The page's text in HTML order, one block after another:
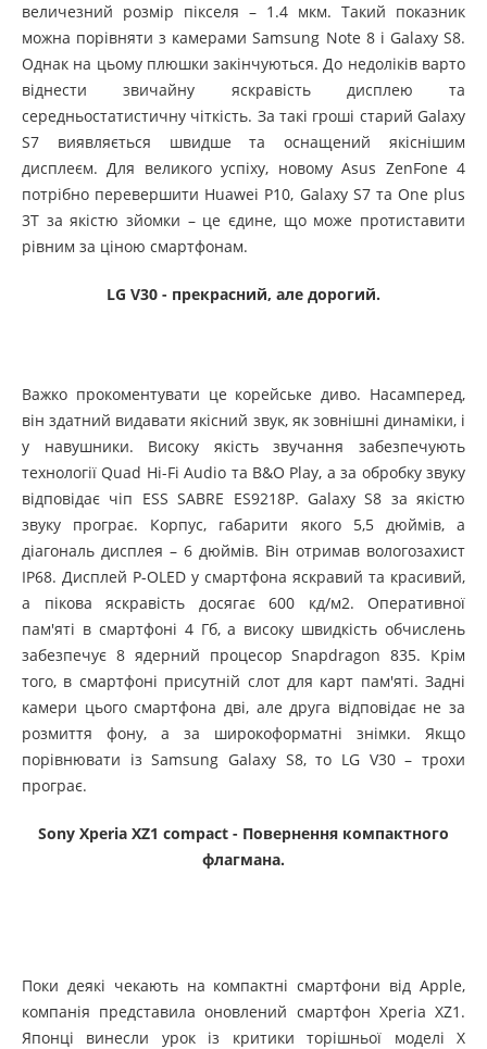
величезний розмір пікселя – 1.4 мкм. Такий показник
можна порівняти з камерами Samsung Note 8 і Galaxy S8.
Однак на цьому плюшки закінчуються. До недоліків варто
віднести звичайну яскравість дисплею та
середньостатистичну чіткість. За такі гроші старий Galaxy
S7 виявляється швидше та оснащений якіснішим
дисплеєм. Для великого успіху, новому Asus ZenFone 4
потрібно перевершити Huawei P10, Galaxy S7 та One plus
3T за якістю зйомки – це єдине, що може протиставити
рівним за ціною смартфонам.
LG V30 - прекрасний, але дорогий.
Важко прокоментувати це корейське диво. Насамперед,
він здатний видавати якісний звук, як зовнішні динаміки, і
у навушники. Високу якість звучання забезпечують
технології Quad Hi-Fi Audio та B&O Play, а за обробку звуку
відповідає чіп ESS SABRE ES9218P. Galaxy S8 за якістю
звуку програє. Корпус, габарити якого 5,5 дюймів, а
діагональ дисплея – 6 дюймів. Він отримав вологозахист
IP68. Дисплей P-OLED у смартфона яскравий та красивий,
а пікова яскравість досягає 600 кд/м2. Оперативної
пам'яті в смартфоні 4 Гб, а високу швидкість обчислень
забезпечує 8 ядерний процесор Snapdragon 835. Крім
того, в смартфоні присутній слот для карт пам'яті. Задні
камери цього смартфона дві, але друга відповідає не за
розмиття фону, а за широкоформатні знімки. Якщо
порівнювати із Samsung Galaxy S8, то LG V30 – трохи
програє.
Sony Xperia XZ1 compact - Повернення компактного
флагмана.
Поки деякі чекають на компактні смартфони від Apple,
компанія представила оновлений смартфон Xperia XZ1.
Японці винесли урок із критики торішньої моделі X